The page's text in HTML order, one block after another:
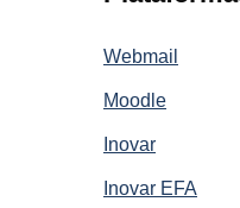
Webmail
Moodle
Inovar
Inovar EFA